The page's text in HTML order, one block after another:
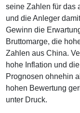
seine Zahlen für das
und die Anleger
Gewinn die
Bruttomarge, die
Zahlen aus China.
hohe Inflation und
Prognosen ohnehin
hohen Bewertung
unter Druck.